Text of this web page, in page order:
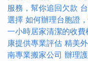
服務，幫你追回欠款
選擇 如何辦理台胞證
一小時居家清潔的收費
康提供專業評估 精美
南專業搬家公司 辦理